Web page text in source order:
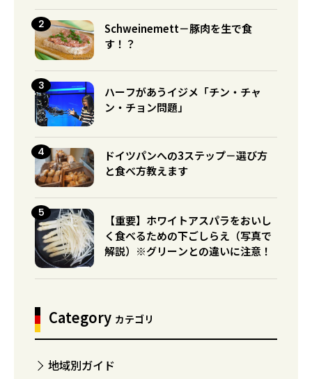
Schweinemett－豚肉を生で食
す！？
ハーフがあうイジメ「チン・チャ
ン・チョン問題」
ドイツパンへの3ステップ－選び方
と食べ方教えます
【重要】ホワイトアスパラをおいし
く食べるための下ごしらえ（写真で
解説）※グリーンとの違いに注意！
Category カテゴリ
地域別ガイド